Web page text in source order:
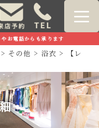
お電話からも承ります
> その他 > 浴衣 >
【レ